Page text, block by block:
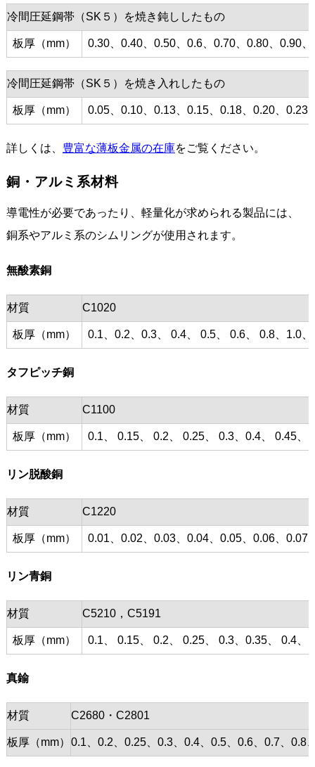
冷間圧延鋼帯（SK５）を焼き鈍ししたもの
板厚（mm） 0.30、0.40、0.50、0.6、0.70、0.80、0.90
冷間圧延鋼帯（SK５）を焼き入れしたもの
板厚（mm） 0.05、0.10、0.13、0.15、0.18、0.20、
詳しくは、 豊富な薄板金属の在庫をご覧ください。
銅・アルミ系材料
導電性が必要であったり、軽量化が求められる製品には、
銅系やアルミ系のシムリングが使用されます。
無酸素銅
材質 C1020
板厚（mm） 0.1、0.2、0.3、 0.4、 0.5、 0.6、 0.8、1.0
タフピッチ銅
材質 C1100
板厚（mm） 0.1、 0.15、 0.2、 0.25、 0.3、0.4、 0.45、
リン脱酸銅
材質 C1220
板厚（mm） 0.01、0.02、0.03、0.04、0.05、0.06、0.07
リン青銅
材質 C5210，C5191
板厚（mm） 0.1、 0.15、 0.2、 0.25、 0.3、0.35、 0.4、
真鍮
材質 C2680・C2801
板厚（mm） 0.1、0.2、0.25、0.3、0.4、0.5、0.6、0.7、0.8